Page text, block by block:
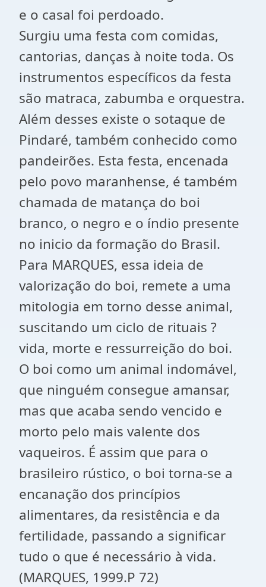
e o casal foi perdoado.
Surgiu uma festa com comidas,
cantorias, danças à noite toda. Os
instrumentos específicos da festa
são matraca, zabumba e orquestra.
Além desses existe o sotaque de
Pindaré, também conhecido como
pandeirões. Esta festa, encenada
pelo povo maranhense, é também
chamada de matança do boi
branco, o negro e o índio presente
no inicio da formação do Brasil.
Para MARQUES, essa ideia de
valorização do boi, remete a uma
mitologia em torno desse animal,
suscitando um ciclo de rituais ?
vida, morte e ressurreição do boi.
O boi como um animal indomável,
que ninguém consegue amansar,
mas que acaba sendo vencido e
morto pelo mais valente dos
vaqueiros. É assim que para o
brasileiro rústico, o boi torna-se a
encanação dos princípios
alimentares, da resistência e da
fertilidade, passando a significar
tudo o que é necessário à vida.
(MARQUES, 1999.P 72)